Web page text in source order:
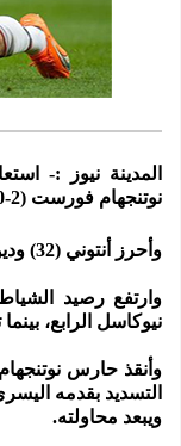
المدينة نيوز :-
نوتنجهام فورست (2-0) اليوم الأحد، ضمن الجولة ال31 من الدوري الإنجليزي الممتاز.
وأحرز أنتوني (32) وديوجو دالوت (76) هدفي اللقاء.
نيوكاسل الرابع، بينما تجمد نوتنجهام
التسديد بقدمه
ويبعد محاولته.